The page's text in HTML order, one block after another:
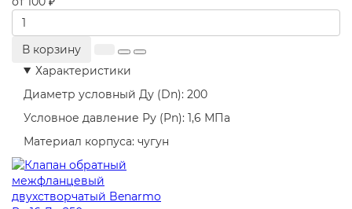
В корзину
Характеристики
Диаметр условный Ду (Dn): 200
Условное давление Ру (Pn): 1,6 МПа
Материал корпуса: чугун